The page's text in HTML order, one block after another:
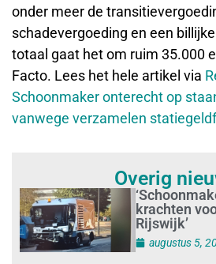
onder meer de
schadevergoeding en een
totaal gaat het om ruim 35.000
Facto. Lees het hele artikel via
Schoonmaker onterecht op
vanwege verzamelen
Overig
krachten
Rijswijk’
augustus 5,